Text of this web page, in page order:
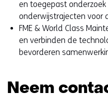
en toegepast
onderwijstrajecten voor
FME & World Class
en verbinden de
bevorderen
Neem